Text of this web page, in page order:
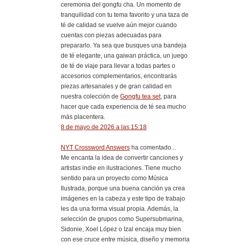
ceremonia del gongfu cha. Un momento de
tranquilidad con tu tema favorito y una taza de
té de calidad se vuelve aún mejor cuando
cuentas con piezas adecuadas para
prepararlo. Ya sea que busques una bandeja
de té elegante, una gaiwan práctica, un juego
de té de viaje para llevar a todas partes o
accesorios complementarios, encontrarás
piezas artesanales y de gran calidad en
nuestra colección de Gongfu tea set, para
hacer que cada experiencia de té sea mucho
más placentera.
8 de mayo de 2026 a las 15:18
NYT Crossword Answers ha comentado...
Me encanta la idea de convertir canciones y
artistas indie en ilustraciones. Tiene mucho
sentido para un proyecto como Música
Ilustrada, porque una buena canción ya crea
imágenes en la cabeza y este tipo de trabajo
les da una forma visual propia. Además, la
selección de grupos como Supersubmarina,
Sidonie, Xoel López o Izal encaja muy bien
con ese cruce entre música, diseño y memoria